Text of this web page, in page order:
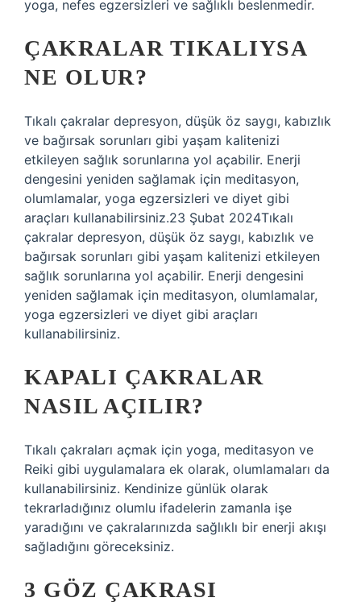
yoga, nefes egzersizleri ve sağlıklı beslenmedir.
ÇAKRALAR TIKALIYSA
NE OLUR?
Tıkalı çakralar depresyon, düşük öz saygı, kabızlık
ve bağırsak sorunları gibi yaşam kalitenizi
etkileyen sağlık sorunlarına yol açabilir. Enerji
dengesini yeniden sağlamak için meditasyon,
olumlamalar, yoga egzersizleri ve diyet gibi
araçları kullanabilirsiniz.23 Şubat 2024Tıkalı
çakralar depresyon, düşük öz saygı, kabızlık ve
bağırsak sorunları gibi yaşam kalitenizi etkileyen
sağlık sorunlarına yol açabilir. Enerji dengesini
yeniden sağlamak için meditasyon, olumlamalar,
yoga egzersizleri ve diyet gibi araçları
kullanabilirsiniz.
KAPALI ÇAKRALAR
NASIL AÇILIR?
Tıkalı çakraları açmak için yoga, meditasyon ve
Reiki gibi uygulamalara ek olarak, olumlamaları da
kullanabilirsiniz. Kendinize günlük olarak
tekrarladığınız olumlu ifadelerin zamanla işe
yaradığını ve çakralarınızda sağlıklı bir enerji akışı
sağladığını göreceksiniz.
3 GÖZ ÇAKRASI